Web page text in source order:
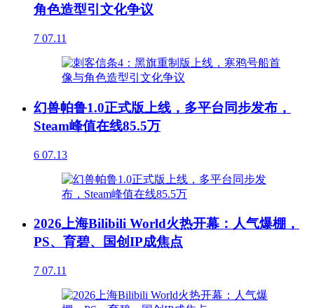
角色造型引文化争议
7 07.11
幻兽帕鲁1.0正式版上线，多平台同步发布，
Steam峰值在线85.5万
6 07.13
2026上海Bilibili World火热开幕：人气爆棚，
PS、育碧、国创IP成焦点
7 07.11